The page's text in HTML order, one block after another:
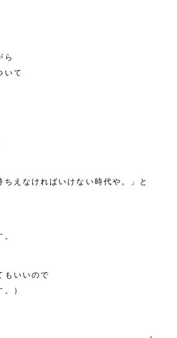
ら
いて
えなければいけない時代や。」と
もいいので
）